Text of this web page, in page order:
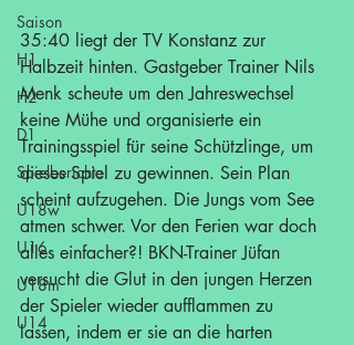
Saison
H1
H2
D1
Spielberichte
U18w
U16
U18m
U14
35:40 liegt der TV Konstanz zur
Halbzeit hinten. Gastgeber Trainer Nils
Menk scheute um den Jahreswechsel
keine Mühe und organisierte ein
Trainingsspiel für seine Schützlinge, um
dieses Spiel zu gewinnen. Sein Plan
scheint aufzugehen. Die Jungs vom See
atmen schwer. Vor den Ferien war doch
alles einfacher?! BKN-Trainer Jüfan
versucht die Glut in den jungen Herzen
der Spieler wieder aufflammen zu
lassen, indem er sie an die harten